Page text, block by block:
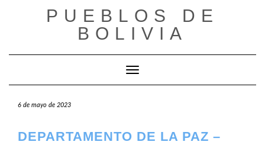
PUEBLOS DE
BOLIVIA
Cambiar modo de navegación
6 de mayo de 2023
DEPARTAMENTO DE LA PAZ –